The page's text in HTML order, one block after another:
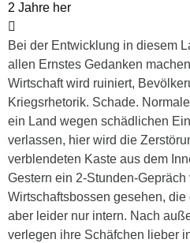
2 Jahre her
Bei der Entwicklung in diesem
allen Ernstes Gedanken
Wirtschaft wird ruiniert,
Kriegsrhetorik. Schade.
ein Land wegen schädlichen
verlassen, hier wird die
verblendeten Kaste aus dem
Gestern ein 2-Stunden-
Wirtschaftsbossen gesehen,
aber leider nur intern. Nach
verlegen ihre Schäfchen lieber